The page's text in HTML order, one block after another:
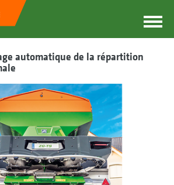
automatique de la répartition